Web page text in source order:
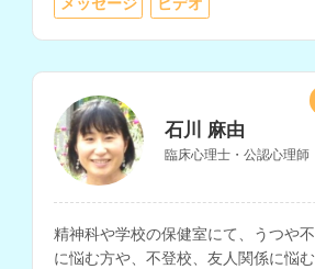
メッセージ ビデオ
石川 麻由
臨床心理士・公認心理師
精神科や学校の保健室にて、うつや
に悩む方や、不登校、友人関係に悩